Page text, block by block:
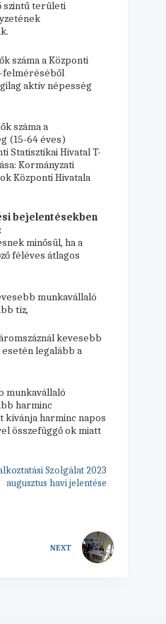
szintű területi
száma a Központi
felméréséből
aktív népesség
száma a
(15-64 éves)
Statisztikai Hivatal T-
Kormányzati
Központi Hivatala
bejelentésekben
minősül, ha a
féléves átlagos
munkavállaló
tíz,
kevesebb
legalább a
munkavállaló
harminc
kívánja harminc napos
összefüggő ok miatt
Szolgálat 2023
augusztus havi jelentése
NEXT